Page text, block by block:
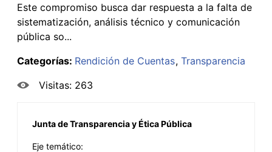
Este compromiso busca dar respuesta a la falta de
sistematización, análisis técnico y comunicación
pública so...
Categorías: Rendición de Cuentas Transparencia
Visitas: 263
Junta de Transparencia y Ética Pública
Eje temático: